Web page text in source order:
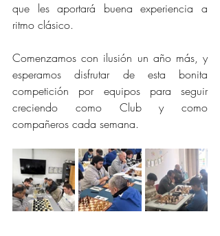
que les aportará buena experiencia a
ritmo clásico.
Comenzamos con ilusión un año más, y
esperamos disfrutar de esta bonita
competición por equipos para seguir
creciendo como Club y como
compañeros cada semana.